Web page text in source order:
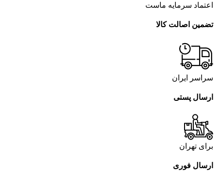
اعتماد سرمایه ماست
تضمین اصالت کالا
سراسر ایران
ارسال پستی
برای تهران
ارسال فوری